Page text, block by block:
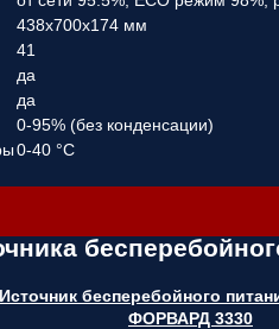
438x700x174 мм
41
да
да
0-95% (без конденсации)
0-40 °C
Источник бесперебойного
ФОРВАРД 3330